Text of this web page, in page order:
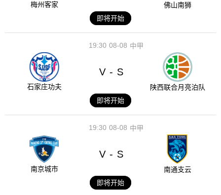
梅州客家
佛山南狮
即将开始
08-08
19:30 中甲
石家庄功夫
V - S
陕西联合月亮泊队
即将开始
08-08
19:30 中甲
南京城市
V - S
南通支云
即将开始